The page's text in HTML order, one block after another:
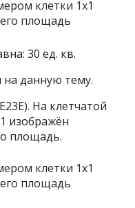
30 ед. кв.
на данную тему.
На клетчатой
изображён
площадь.